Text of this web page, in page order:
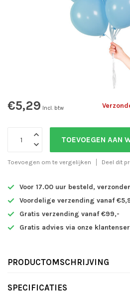
€5,29 Incl. btw
TOEVOEGEN AAN
Toevoegen om te vergelijken Deel dit
Voor 17.00 uur besteld,
Voordelige verzending vanaf
Gratis verzending vanaf €99,-
Gratis advies via onze
PRODUCTOMSCHRIJVING
SPECIFICATIES